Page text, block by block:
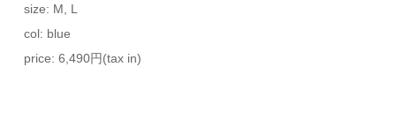
size: M, L
col: blue
price: 6,490円(tax in)